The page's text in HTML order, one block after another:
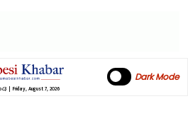
| Friday, August 7, 2026
Dark Mode